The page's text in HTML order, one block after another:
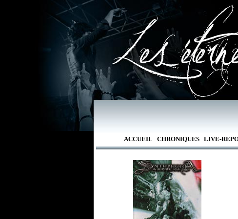
ACCUEIL CHRONIQUES LIVE-